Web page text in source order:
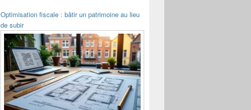
Optimisation fiscale : bâtir un patrimoine au lieu
de subir